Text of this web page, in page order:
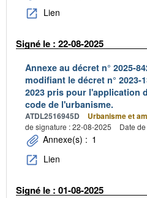
Lien
Signé le : 22-08-2025
Annexe au décret n° 2025-
modifiant le décret n° 2023-
2023 pris pour l'application
code de l'urbanisme.
ATDL2516945D Urbanisme et
de signature : 22-08-2025
Date
Annexe(s) : 1
Lien
Signé le : 01-08-2025